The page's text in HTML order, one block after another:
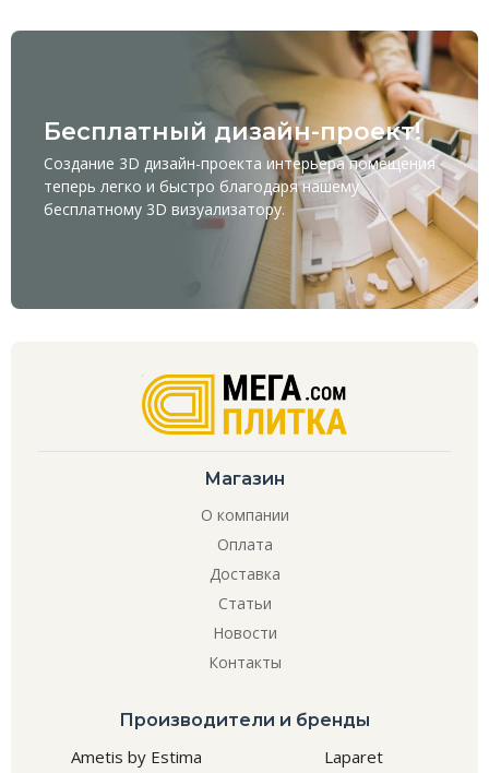
Бесплатный дизайн-проект!
Создание 3D дизайн-проекта интерьера помещения
теперь легко и быстро благодаря нашему
бесплатному 3D визуализатору.
Магазин
О компании
Оплата
Доставка
Статьи
Новости
Контакты
Производители и бренды
Ametis by Estima
Laparet